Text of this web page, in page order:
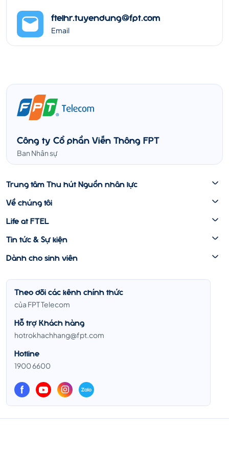
ftelhr.tuyendung@fpt.com
Email
Công ty Cổ phần Viễn Thông FPT
Ban Nhân sự
Trung tâm Thu hút Nguồn nhân lực
Về chúng tôi
Life at FTEL
Tin tức & Sự kiện
Dành cho sinh viên
Theo dõi các kênh chính thức
của FPT Telecom
Hỗ trợ Khách hàng
hotrokhachhang@fpt.com
Hotline
1900 6600